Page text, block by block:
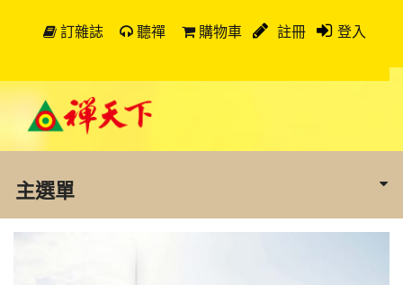
訂雜誌 聽禪 購物車 註冊 登入
主選單